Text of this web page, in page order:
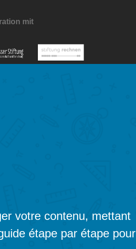
mit
votre contenu, mettant
étape par étape pour